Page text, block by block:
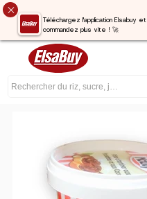
Téléchargez l'application Elsabuy et
commandez plus vite ! 🚀